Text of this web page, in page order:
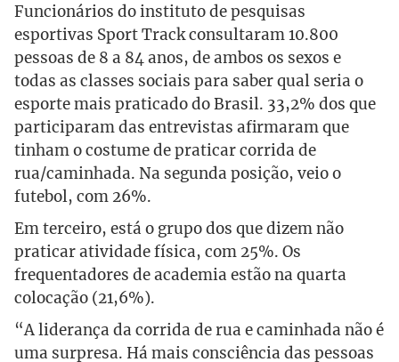
Funcionários do instituto de pesquisas
esportivas Sport Track consultaram 10.800
pessoas de 8 a 84 anos, de ambos os sexos e
todas as classes sociais para saber qual seria o
esporte mais praticado do Brasil. 33,2% dos que
participaram das entrevistas afirmaram que
tinham o costume de praticar corrida de
rua/caminhada. Na segunda posição, veio o
futebol, com 26%.
Em terceiro, está o grupo dos que dizem não
praticar atividade física, com 25%. Os
frequentadores de academia estão na quarta
colocação (21,6%).
“A liderança da corrida de rua e caminhada não é
uma surpresa. Há mais consciência das pessoas